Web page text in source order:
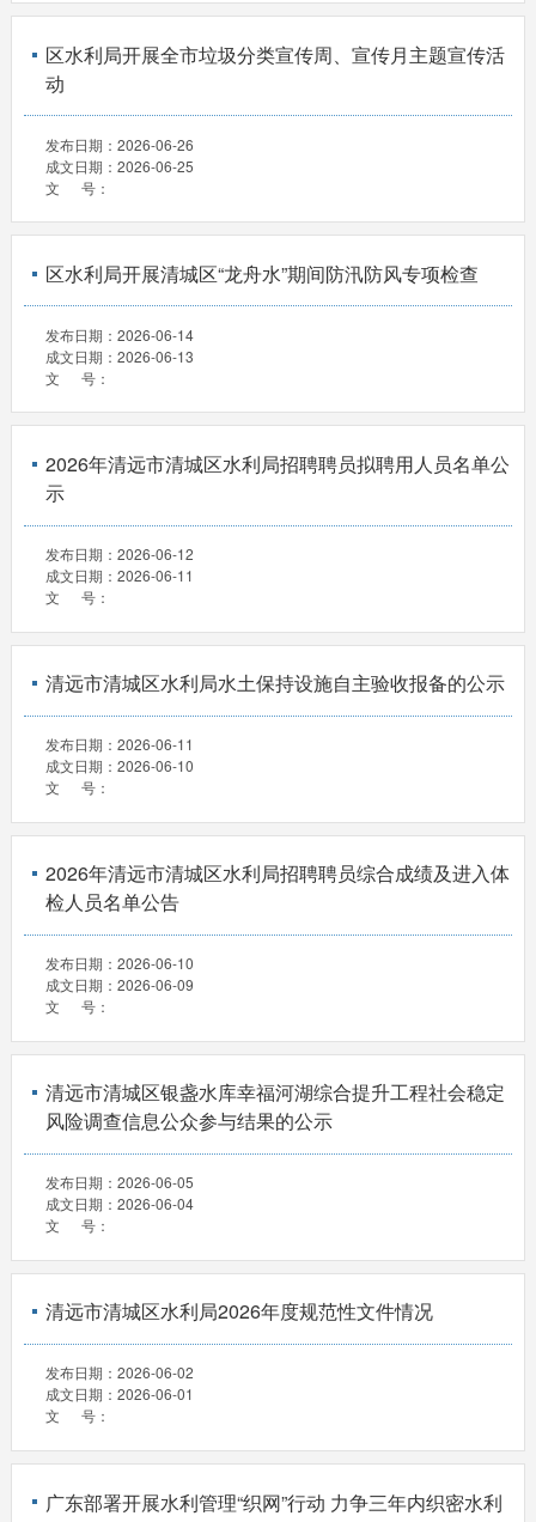
区水利局开展全市垃圾分类宣传周、宣传月主题宣传活
动
发布日期： 2026-06-26
成文日期： 2026-06-25
文 号：
区水利局开展清城区“龙舟水”期间防汛防风专项检查
发布日期： 2026-06-14
成文日期： 2026-06-13
文 号：
2026年清远市清城区水利局招聘聘员拟聘用人员名单公
示
发布日期： 2026-06-12
成文日期： 2026-06-11
文 号：
清远市清城区水利局水土保持设施自主验收报备的公示
发布日期： 2026-06-11
成文日期： 2026-06-10
文 号：
2026年清远市清城区水利局招聘聘员综合成绩及进入体
检人员名单公告
发布日期： 2026-06-10
成文日期： 2026-06-09
文 号：
清远市清城区银盏水库幸福河湖综合提升工程社会稳定
风险调查信息公众参与结果的公示
发布日期： 2026-06-05
成文日期： 2026-06-04
文 号：
清远市清城区水利局2026年度规范性文件情况
发布日期： 2026-06-02
成文日期： 2026-06-01
文 号：
广东部署开展水利管理“织网”行动 力争三年内织密水利